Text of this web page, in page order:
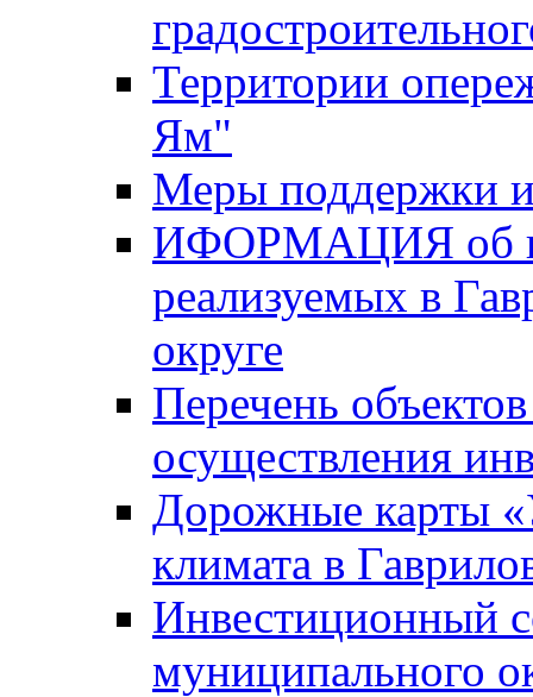
Территории
Ям"
Меры поддержки
ИФОРМАЦИЯ об
реализуемых в
округе
Перечень
осуществления
Дорожные карты
климата в
Инвестиционный
муниципального